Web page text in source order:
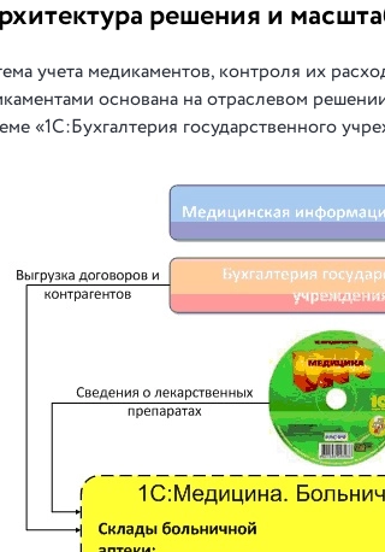
решения и
учета медикаментов, контроля их
основана на отраслевом
«1С:Бухгалтерия государственного